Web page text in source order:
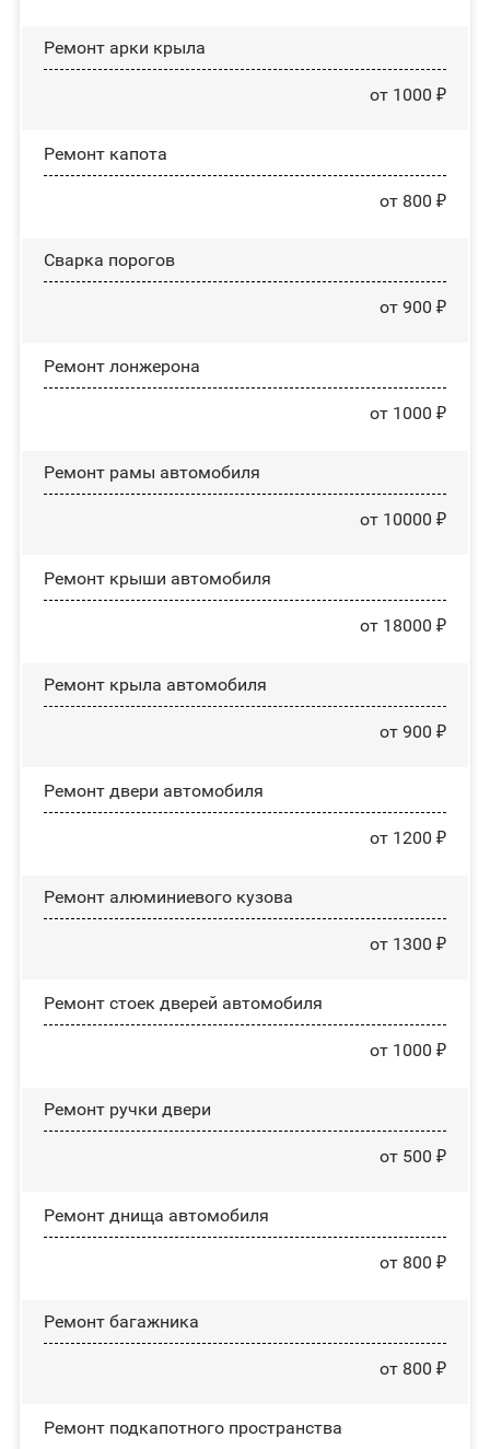
Ремонт арки крыла
от 1000 ₽
Ремонт капота
от 800 ₽
Сварка порогов
от 900 ₽
Ремонт лонжерона
от 1000 ₽
Ремонт рамы автомобиля
от 10000 ₽
Ремонт крыши автомобиля
от 18000 ₽
Ремонт крыла автомобиля
от 900 ₽
Ремонт двери автомобиля
от 1200 ₽
Ремонт алюминиевого кузова
от 1300 ₽
Ремонт стоек дверей автомобиля
от 1000 ₽
Ремонт ручки двери
от 500 ₽
Ремонт днища автомобиля
от 800 ₽
Ремонт багажника
от 800 ₽
Ремонт подкапотного пространства